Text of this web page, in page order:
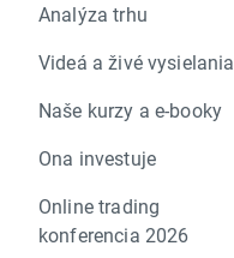
Analýza trhu
Videá a živé vysielania
Naše kurzy a e-booky
Ona investuje
Online trading
konferencia 2026